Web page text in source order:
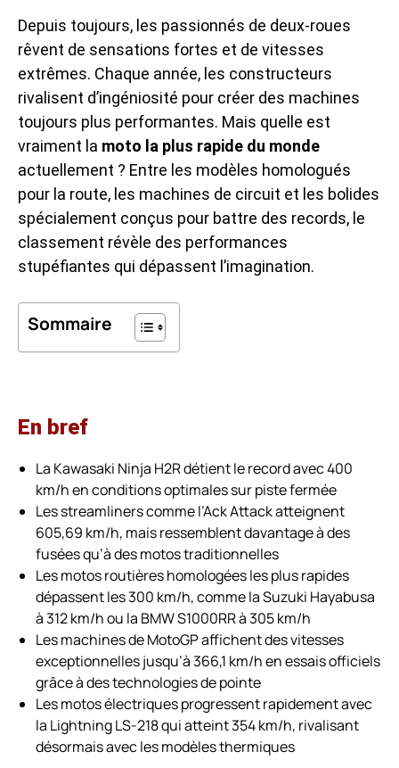
Depuis toujours, les passionnés de deux-roues
rêvent de sensations fortes et de vitesses
extrêmes. Chaque année, les constructeurs
rivalisent d’ingéniosité pour créer des machines
toujours plus performantes. Mais quelle est
vraiment la moto la plus rapide du monde
actuellement ? Entre les modèles homologués
pour la route, les machines de circuit et les bolides
spécialement conçus pour battre des records, le
classement révèle des performances
stupéfiantes qui dépassent l’imagination.
Sommaire
En bref
La Kawasaki Ninja H2R détient le record avec 400
km/h en conditions optimales sur piste fermée
Les streamliners comme l’Ack Attack atteignent
605,69 km/h, mais ressemblent davantage à des
fusées qu’à des motos traditionnelles
Les motos routières homologées les plus rapides
dépassent les 300 km/h, comme la Suzuki Hayabusa
à 312 km/h ou la BMW S1000RR à 305 km/h
Les machines de MotoGP affichent des vitesses
exceptionnelles jusqu’à 366,1 km/h en essais officiels
grâce à des technologies de pointe
Les motos électriques progressent rapidement avec
la Lightning LS-218 qui atteint 354 km/h, rivalisant
désormais avec les modèles thermiques